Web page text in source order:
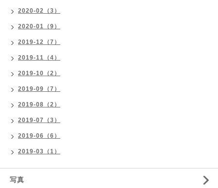
2020-02（3）
2020-01（9）
2019-12（7）
2019-11（4）
2019-10（2）
2019-09（7）
2019-08（2）
2019-07（3）
2019-06（6）
2019-03（1）
写真